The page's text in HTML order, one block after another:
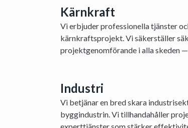
Kärnkraft
Vi erbjuder professionella tjänster
kärnkraftsprojekt. Vi säkerställer
projektgenomförande i alla skeden
Industri
Vi betjänar en bred skara
byggindustrin. Vi tillhandahåller